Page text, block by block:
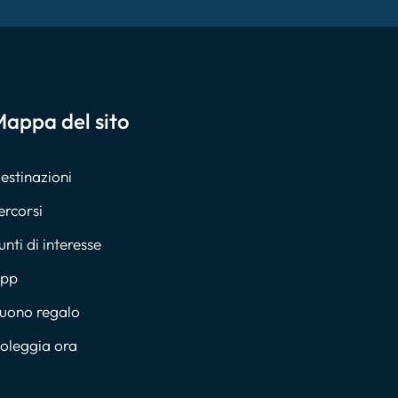
del sito
di interesse
regalo
ora